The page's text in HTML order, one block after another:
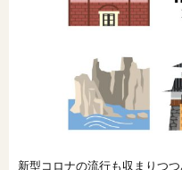
スマ
オン
新型コロナの流行も収まりつ